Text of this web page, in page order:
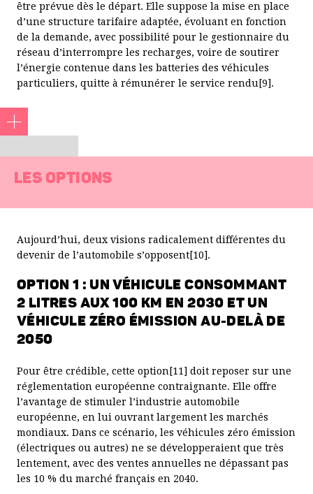
être prévue dès le départ. Elle suppose la mise en place
d’une structure tarifaire adaptée, évoluant en fonction
de la demande, avec possibilité pour le gestionnaire du
réseau d’interrompre les recharges, voire de soutirer
l’énergie contenue dans les batteries des véhicules
particuliers, quitte à rémunérer le service rendu[9].
devrait être désormais comprise entre 40 et 60 kWh, voire
6.Voir la feuille de calcul.
négatives liées aux émissions de carbone (taxe climat-
énergie de 30€/tCO2 en 2016, soit environ 8 cts€/l pour le
diesel). Il exclut le restant de la fiscalité (taxe intérieure de
consommation sur les produits énergétiques ou TICPE, TVA
agents économiques (des particuliers à l’État), neutre pour la
collectivité prise dans son ensemble. Ce bilan fait lui aussi
ressortir un surcoût de l’ordre de 1 200 euros par an pour le
véhicule électrique. Néanmoins, en zone urbaine très dense,
la valeur de l’externalité négative liée aux gaz
d’échappement (émissions de NOx et de particules fines
nocives) est importante ce qui rend, toutes choses égales
par ailleurs, le véhicule électrique d’ores et déjà avantageux
pour la collectivité lorsqu’il remplace un véhicule diesel mis
LES OPTIONS
Aujourd’hui, deux visions radicalement différentes du
devenir de l’automobile s’opposent[10].
OPTION 1 : UN VÉHICULE CONSOMMANT
2 LITRES AUX 100 KM EN 2030 ET UN
VÉHICULE ZÉRO ÉMISSION AU-DELÀ DE
2050
Pour être crédible, cette option[11] doit reposer sur une
réglementation européenne contraignante. Elle offre
l’avantage de stimuler l’industrie automobile
européenne, en lui ouvrant largement les marchés
mondiaux. Dans ce scénario, les véhicules zéro émission
(électriques ou autres) ne se développeraient que très
lentement, avec des ventes annuelles ne dépassant pas
les 10 % du marché français en 2040.